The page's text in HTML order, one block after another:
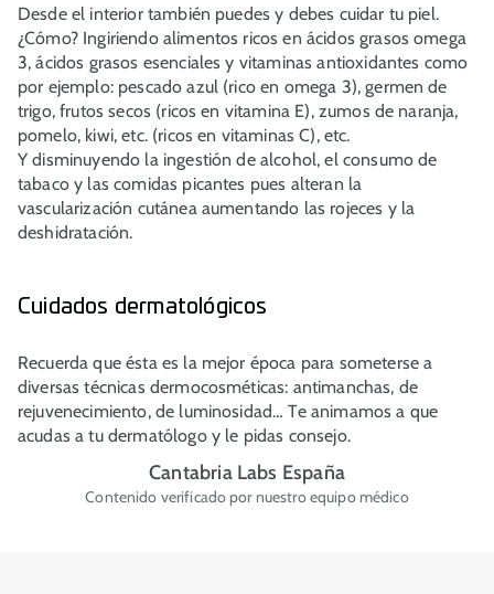
Desde el interior también puedes y debes cuidar tu piel.
¿Cómo? Ingiriendo alimentos ricos en ácidos grasos omega
3, ácidos grasos esenciales y vitaminas antioxidantes como
por ejemplo: pescado azul (rico en omega 3), germen de
trigo, frutos secos (ricos en vitamina E), zumos de naranja,
pomelo, kiwi, etc. (ricos en vitaminas C), etc.
Ydisminuyendo la ingestión de alcohol, el consumo de
tabaco y las comidas picantes pues alteran la
vascularización cutánea aumentando las rojeces y la
deshidratación.
Cuidados dermatológicos
Recuerda que ésta es la mejor época para someterse a
diversas técnicas dermocosméticas: antimanchas, de
rejuvenecimiento, de luminosidad… Te animamos a que
acudas a tu dermatólogo y le pidas consejo.
Cantabria Labs España
Contenido verificado por nuestro equipo médico